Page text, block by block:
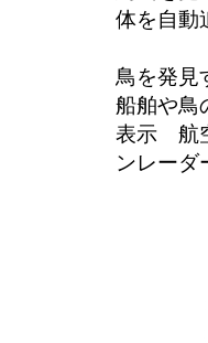
体を自動
鳥を発見
船舶や
表示 航
ンレーダ